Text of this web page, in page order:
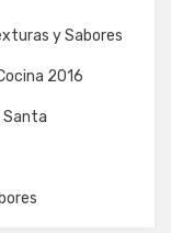
y Sabores
2016
Santa